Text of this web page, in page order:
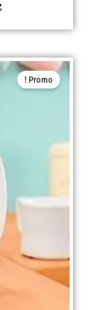
Promo !